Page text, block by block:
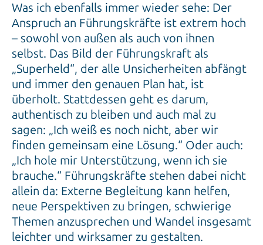
Was ich ebenfalls immer wieder sehe: Der
Anspruch an Führungskräfte ist extrem hoch
– sowohl von außen als auch von ihnen
selbst. Das Bild der Führungskraft als
„Superheld“, der alle Unsicherheiten abfängt
und immer den genauen Plan hat, ist
überholt. Stattdessen geht es darum,
authentisch zu bleiben und auch mal zu
sagen: „Ich weiß es noch nicht, aber wir
finden gemeinsam eine Lösung.“ Oder auch:
„Ich hole mir Unterstützung, wenn ich sie
brauche.“ Führungskräfte stehen dabei nicht
allein da: Externe Begleitung kann helfen,
neue Perspektiven zu bringen, schwierige
Themen anzusprechen und Wandel insgesamt
leichter und wirksamer zu gestalten.